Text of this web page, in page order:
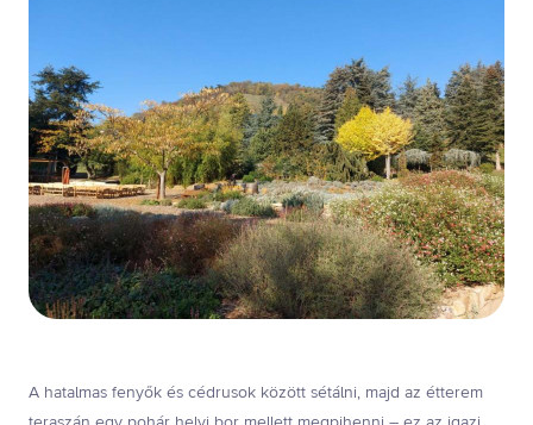
A hatalmas fenyők és cédrusok között sétálni, majd az étterem